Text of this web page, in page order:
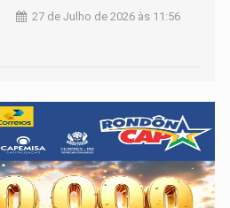
27 de Julho de 2026 às 11:56